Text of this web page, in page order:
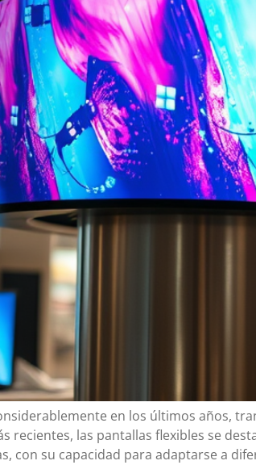
en los últimos años,
recientes, las pantallas flexibles se
con su capacidad para adaptarse a